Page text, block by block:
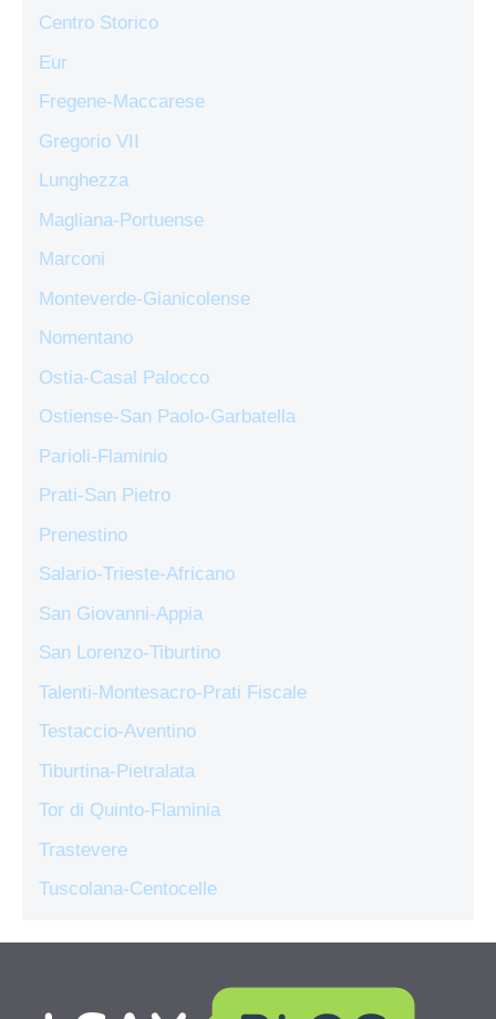
Centro Storico
Eur
Fregene-Maccarese
Gregorio VII
Lunghezza
Magliana-Portuense
Marconi
Monteverde-Gianicolense
Nomentano
Ostia-Casal Palocco
Ostiense-San Paolo-Garbatella
Parioli-Flaminio
Prati-San Pietro
Prenestino
Salario-Trieste-Africano
San Giovanni-Appia
San Lorenzo-Tiburtino
Talenti-Montesacro-Prati Fiscale
Testaccio-Aventino
Tiburtina-Pietralata
Tor di Quinto-Flaminia
Trastevere
Tuscolana-Centocelle